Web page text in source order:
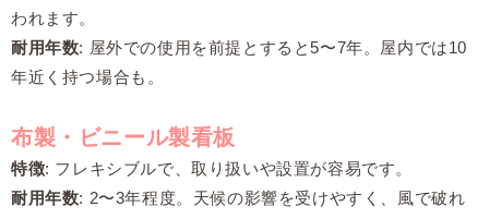
われます。
耐用年数: 屋外での使用を前提とすると5〜7年。屋内では10
年近く持つ場合も。
布製・ビニール製看板
特徴: フレキシブルで、取り扱いや設置が容易です。
耐用年数: 2〜3年程度。天候の影響を受けやすく、風で破れ